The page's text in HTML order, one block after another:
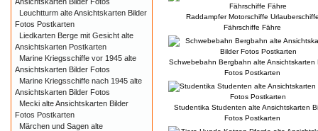
Raddampfer Motorschiffe
Fährschiffe Fähre
Schwebebahn Bergbahn alte Ansichtskarten
Fotos Postkarten
Studentika Studenten alte Ansichtskarten
Fotos Postkarten
Leuchtturm alte Ansichtskarten Bilder
Fotos Postkarten
Liedkarten Berge mit Gesicht alte
Ansichtskarten Postkarten
Marine Kriegsschiffe vor 1945 alte
Ansichtskarten Bilder Fotos
Marine Kriegsschiffe nach 1945 alte
Ansichtskarten Bilder Fotos
Mecki alte Ansichtskarten Bilder
Fotos Postkarten
Märchen und Sagen alte